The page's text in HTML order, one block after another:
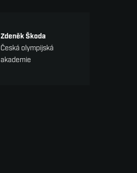
Zdeněk Škoda
Česká olympijská
akademie